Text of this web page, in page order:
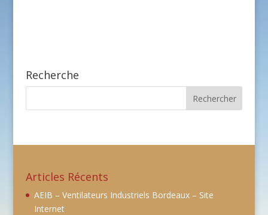
Recherche
Articles Récents
AEIB – Ventilateurs Industriels Bordeaux – Site
Internet